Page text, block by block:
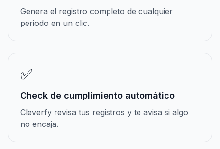
Genera el registro completo de cualquier
periodo en un clic.
✅
Check de cumplimiento automático
Cleverfy revisa tus registros y te avisa si algo
no encaja.